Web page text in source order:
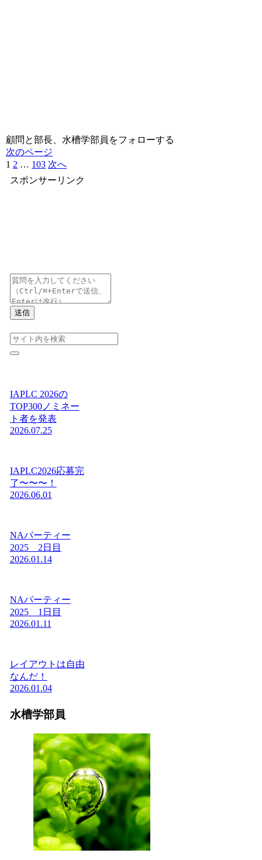
顧問と部長、水槽学部員をフォローする
次のページ
1 2 … 103 次へ
スポンサーリンク
送信
IAPLC 2026の
TOP300ノミネー
ト者を発表
2026.07.25
IAPLC2026応募完
了〜〜〜！
2026.06.01
NAパーティー
2025 2日目
2026.01.14
NAパーティー
2025 1日目
2026.01.11
レイアウトは自由
なんだ！
2026.01.04
水槽学部員